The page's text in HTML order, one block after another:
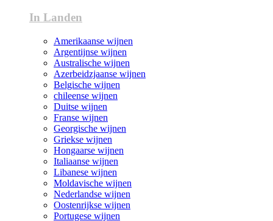
In Landen
Amerikaanse wijnen
Argentijnse wijnen
Australische wijnen
Azerbeidzjaanse wijnen
Belgische wijnen
chileense wijnen
Duitse wijnen
Franse wijnen
Georgische wijnen
Griekse wijnen
Hongaarse wijnen
Italiaanse wijnen
Libanese wijnen
Moldavische wijnen
Nederlandse wijnen
Oostenrijkse wijnen
Portugese wijnen